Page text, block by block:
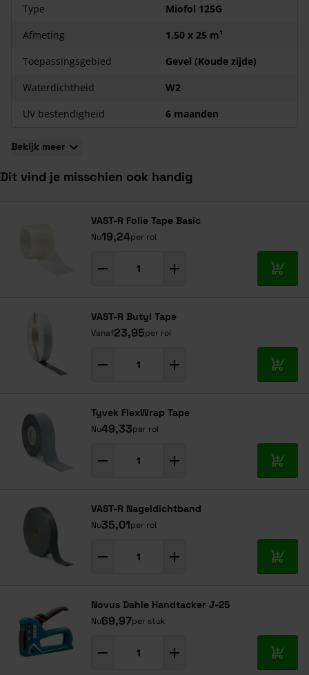
VAST-R Nageldichtband
: Waterdicht afsluiten van
dan 25°.
VAST-R Totaal Tape
: om overlappen af te plakken en
scheuren te repareren.
Voordelen Miofol 125G Damp-open
Dampdoorlatend
Hoge scheur- en trekweerstand
Chemisch resistent
Type
Miofol 125G
Afmeting
1,50 x 25 m¹
Toepassingsgebied
Gevel (Koude zijde)
Waterdichtheid
W2
UV bestendigheid
6 maanden
Bekijk meer
Dit vind je misschien ook handig
VAST-R Folie Tape Basic
Nu19,24per rol
In
VAST-R Butyl Tape
Vanaf23,95per rol
In
Tyvek FlexWrap Tape
Nu49,33per rol
In
VAST-R Nageldichtband
Nu35,01per rol
In
Novus Dahle Handtacker J-25
Nu69,97per stuk
In